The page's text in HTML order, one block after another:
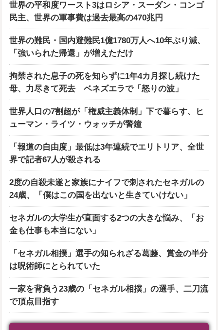
世界の平和度ワースト3はロシア・スーダン・コンゴ
民主、世界の軍事費は過去最高の470兆円
世界の難民・国内避難民1億1780万人へ10年ぶり減、
「強いられた帰還」が増えただけ
拘禁された息子の死を知らずに1年4カ月探し続けた
母、力尽きて死去 ベネズエラで「怒りの波」
世界人口の7割超が「権威主義体制」下で暮らす、ヒ
ューマン・ライツ・ウォッチが警鐘
「報道の自由度」最低は3年連続でエリトリア、全世
界で記者67人が殺される
2度の自殺未遂と家族にナイフで刺されたセネガルの
24歳、「僕はこの国を出ないと生きていけない」
セネガルの大学生が直面する2つの大きな悩み、「お
金も仕事も本当にない」
「セネガル相撲」選手の知られざる葛藤、賞金の半分
は呪術師にとられていた
一家を背負う23歳の「セネガル相撲」の選手、二刀流
で頂点目指す